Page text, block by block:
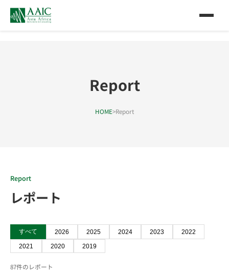
Report
HOME>Report
Report
レポート
すべて 2026 2025 2024 2023 2022
2021 2020 2019
87件のレポート